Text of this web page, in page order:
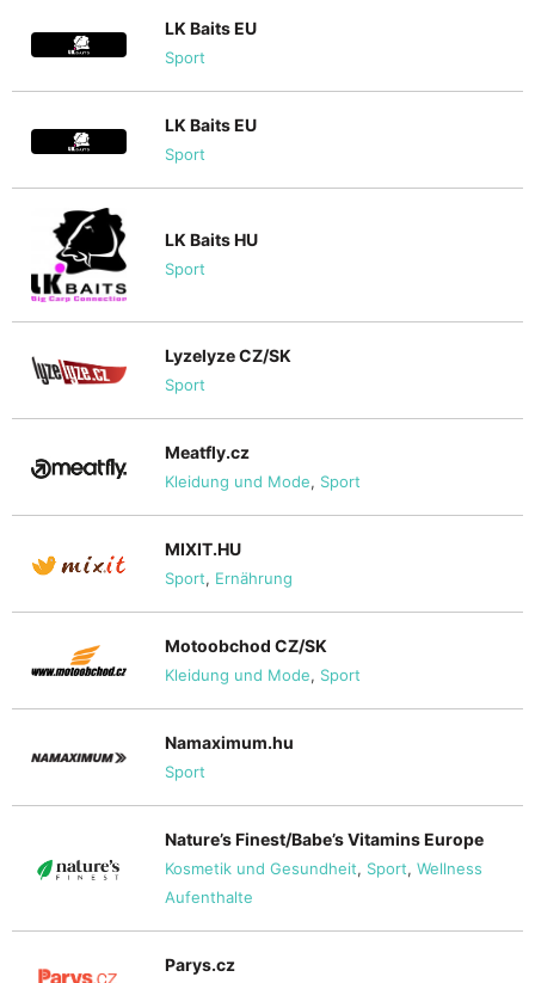
LK Baits EU
Sport
LK Baits EU
Sport
LK Baits HU
Sport
Lyzelyze CZ/SK
Sport
Meatfly.cz
Kleidung und Mode, Sport
MIXIT.HU
Sport, Ernährung
Motoobchod CZ/SK
Kleidung und Mode, Sport
Namaximum.hu
Sport
Nature’s Finest/Babe’s Vitamins Europe
Kosmetik und Gesundheit, Sport, Wellness
Aufenthalte
Parys.cz